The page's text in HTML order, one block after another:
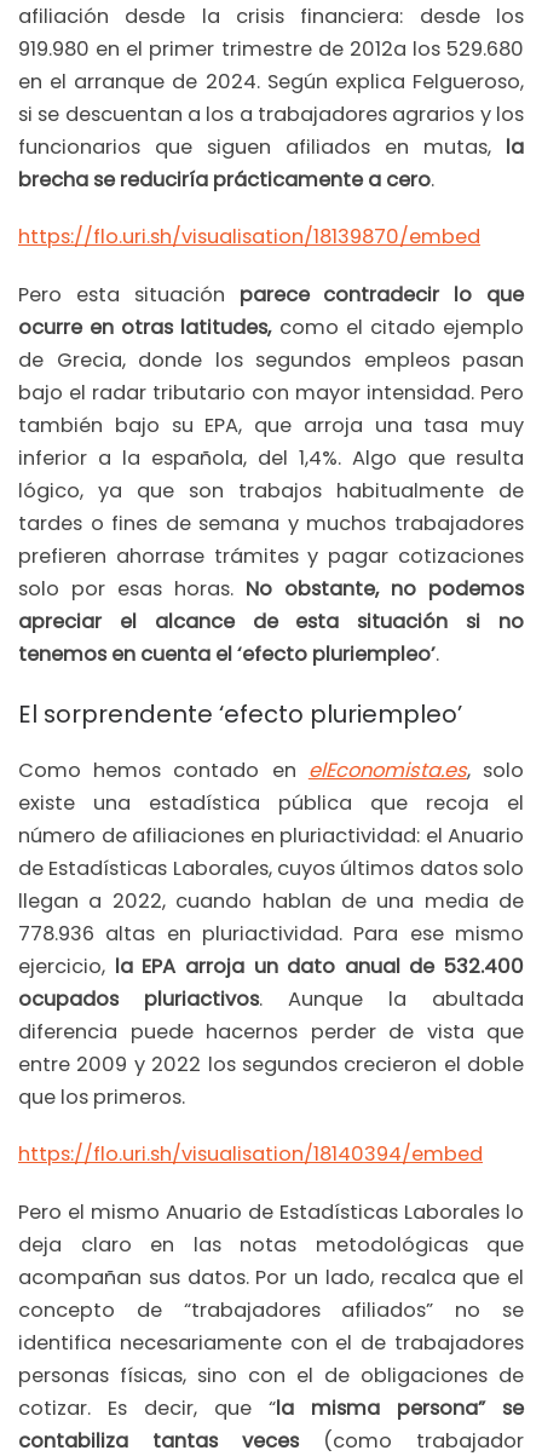
afiliación desde la crisis financiera: desde los
919.980 en el primer trimestre de 2012a los 529.680
en el arranque de 2024. Según explica Felgueroso,
si se descuentan a los a trabajadores agrarios y los
funcionarios que siguen afiliados en mutas, la
brecha se reduciría prácticamente a cero.
https://flo.uri.sh/visualisation/18139870/embed
Pero esta situación parece contradecir lo que
ocurre en otras latitudes,como el citado ejemplo
de Grecia, donde los segundos empleos pasan
bajo el radar tributario con mayor intensidad. Pero
también bajo su EPA, que arroja una tasa muy
inferior a la española, del 1,4%. Algo que resulta
lógico, ya que son trabajos habitualmente de
tardes o fines de semana y muchos trabajadores
prefieren ahorrase trámites y pagar cotizaciones
solo por esas horas. No obstante, no podemos
apreciar el alcance de esta situación si no
tenemos en cuenta el ‘efecto pluriempleo’.
El sorprendente ‘efecto pluriempleo’
Como hemos contado en elEconomista.es, solo
existe una estadística pública que recoja el
número de afiliaciones en pluriactividad: el Anuario
de Estadísticas Laborales, cuyos últimos datos solo
llegan a 2022, cuando hablan de una media de
778.936 altas en pluriactividad. Para ese mismo
ejercicio, la EPA arroja un dato anual de 532.400
ocupados pluriactivos. Aunque la abultada
diferencia puede hacernos perder de vista que
entre 2009 y 2022 los segundos crecieron el doble
que los primeros.
https://flo.uri.sh/visualisation/18140394/embed
Pero el mismo Anuario de Estadísticas Laborales lo
deja claro en las notas metodológicas que
acompañan sus datos. Por un lado, recalca que el
concepto de “trabajadores afiliados” no se
identifica necesariamente con el de trabajadores
personas físicas, sino con el de obligaciones de
cotizar. Es decir, que “la misma persona” se
contabiliza tantas veces (como trabajador